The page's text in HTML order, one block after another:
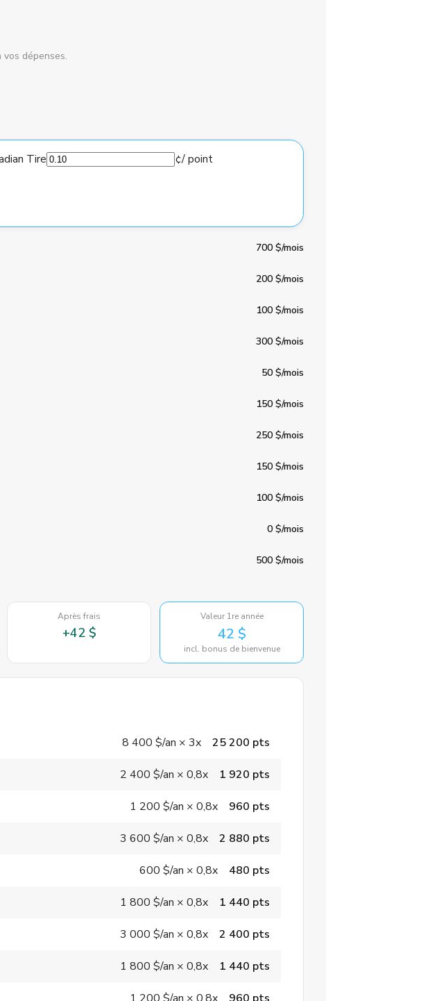
dépenses.
Tire ¢/ point
700 $/mois
200 $/mois
100 $/mois
300 $/mois
50 $/mois
150 $/mois
250 $/mois
150 $/mois
100 $/mois
0 $/mois
500 $/mois
Après frais
+42 $
Valeur 1re année
42 $
incl. bonus de bienvenue
8 400 $/an × 3x 25 200 pts
2 400 $/an × 0,8x 1 920 pts
1 200 $/an × 0,8x 960 pts
3 600 $/an × 0,8x 2 880 pts
600 $/an × 0,8x 480 pts
1 800 $/an × 0,8x 1 440 pts
3 000 $/an × 0,8x 2 400 pts
1 800 $/an × 0,8x 1 440 pts